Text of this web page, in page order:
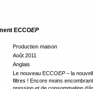
ECCOEP
Production maison
Août 2011
Anglais
Le nouveau ECCOEP– la
filtres ! Encore moins